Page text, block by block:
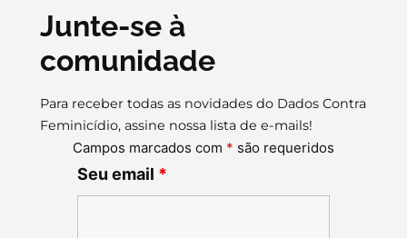
Junte-se à
comunidade
Para receber todas as novidades do Dados Contra
Feminicídio, assine nossa lista de e-mails!
Campos marcados com * são requeridos
Seu email *